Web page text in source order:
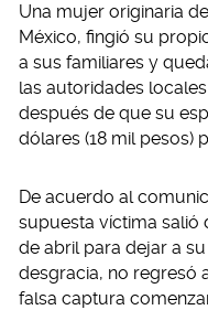
Una mujer originaria
México, fingió su
a sus familiares y
las autoridades
después de que su
dólares (18 mil pesos)
De acuerdo al
supuesta víctima salió
de abril para dejar a
desgracia, no regresó
falsa captura